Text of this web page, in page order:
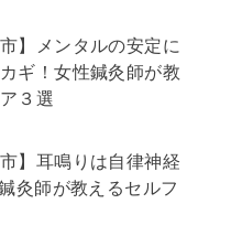
市】メンタルの安定に
ギ！女性鍼灸師が教
３選
市】耳鳴りは自律神経
灸師が教えるセルフ